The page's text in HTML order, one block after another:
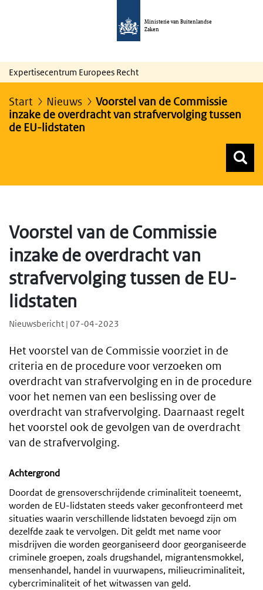
Ministerie van Buitenlandse
Zaken
Expertisecentrum Europees Recht
Start Nieuws
Voorstel van de Commissie
inzake de overdracht van strafvervolging tussen
de EU-lidstaten
Voorstel van de Commissie
inzake de overdracht van
strafvervolging tussen de EU-
lidstaten
Nieuwsbericht | 07-04-2023
Het voorstel van de Commissie voorziet in de
criteria en de procedure voor verzoeken om
overdracht van strafvervolging en in de procedure
voor het nemen van een beslissing over de
overdracht van strafvervolging. Daarnaast regelt
het voorstel ook de gevolgen van de overdracht
van de strafvervolging.
Achtergrond
Doordat de grensoverschrijdende criminaliteit toeneemt,
worden de EU-lidstaten steeds vaker geconfronteerd met
situaties waarin verschillende lidstaten bevoegd zijn om
dezelfde zaak te vervolgen. Dit geldt met name voor
misdrijven die worden georganiseerd door georganiseerde
criminele groepen, zoals drugshandel, migrantensmokkel,
mensenhandel, handel in vuurwapens, milieucriminaliteit,
cybercriminaliteit of het witwassen van geld.